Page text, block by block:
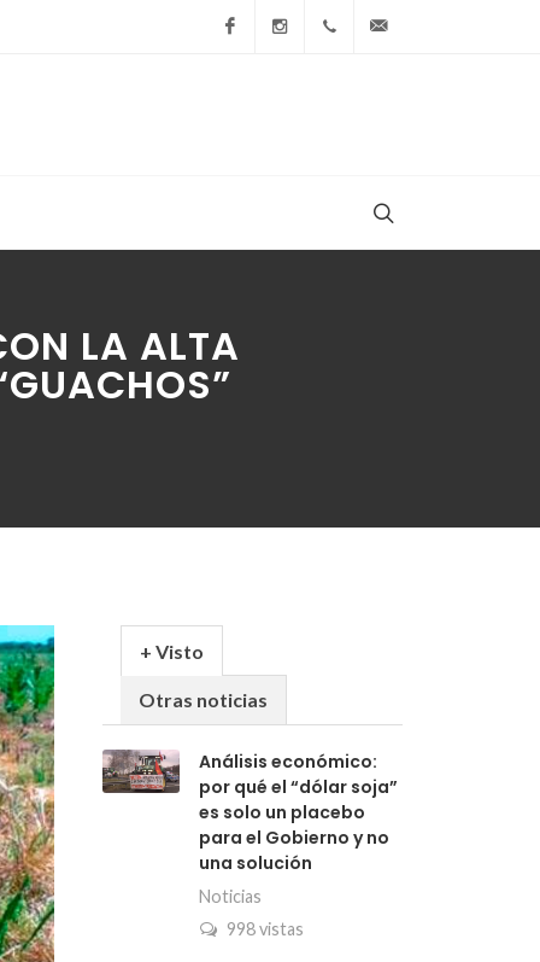
FacebookInstagram+54 9 236 465-4833
LA ALTA
+ Visto
Otras noticias
Análisis económico:
por qué el “dólar soja”
es solo un placebo
para el Gobierno y no
una solución
Noticias
998 vistas